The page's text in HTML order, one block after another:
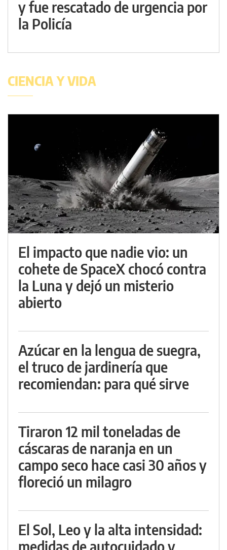
y fue rescatado de urgencia por
la Policía
CIENCIA Y VIDA
El impacto que nadie vio: un
cohete de SpaceX chocó contra
la Luna y dejó un misterio
abierto
Azúcar en la lengua de suegra,
el truco de jardinería que
recomiendan: para qué sirve
Tiraron 12 mil toneladas de
cáscaras de naranja en un
campo seco hace casi 30 años y
floreció un milagro
El Sol, Leo y la alta intensidad:
medidas de autocuidado y